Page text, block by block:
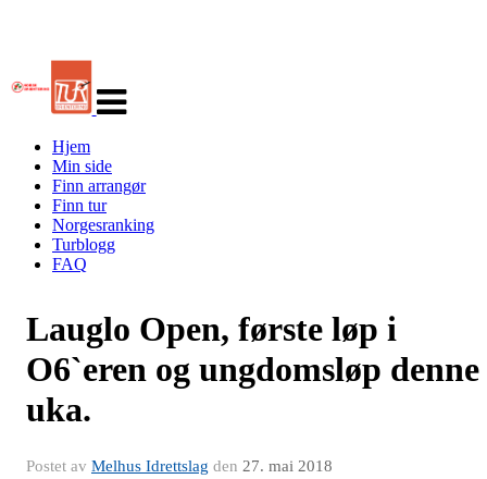
navigasjon
Hjem
Min side
Finn arrangør
Finn tur
Norgesranking
Turblogg
FAQ
Lauglo Open, første løp i
O6`eren og ungdomsløp denne
uka.
Postet av Melhus Idrettslag den 27. mai 2018